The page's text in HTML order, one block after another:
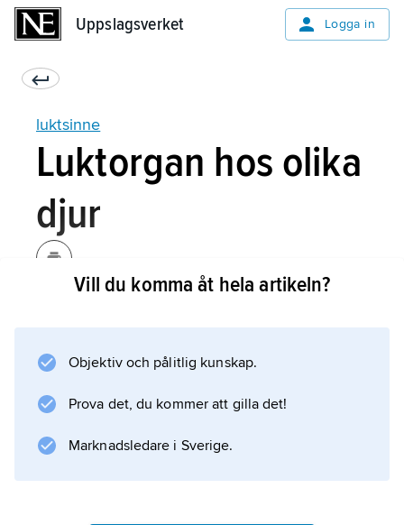
Uppslagsverket Logga in
luktsinne
Luktorgan hos olika
djur
med hundarna har människan ett ganska
dåligt luktsinne.
Vill du komma åt hela artikeln?
Objektiv och pålitlig kunskap.
Prova det, du kommer att gilla det!
Marknadsledare i Sverige.